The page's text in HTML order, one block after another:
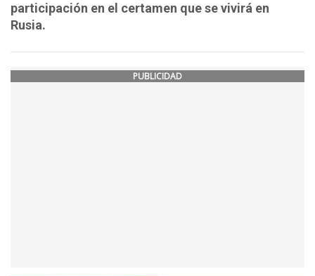
participación en el certamen que se vivirá en
Rusia.
PUBLICIDAD